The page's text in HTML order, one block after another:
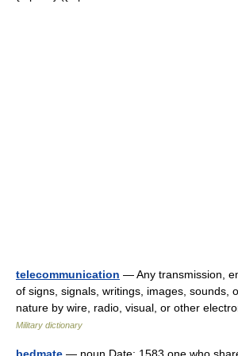
telecommunication — Any transmission,
of signs, signals, writings, images, sounds,
nature by wire, radio, visual, or other
Military dictionary